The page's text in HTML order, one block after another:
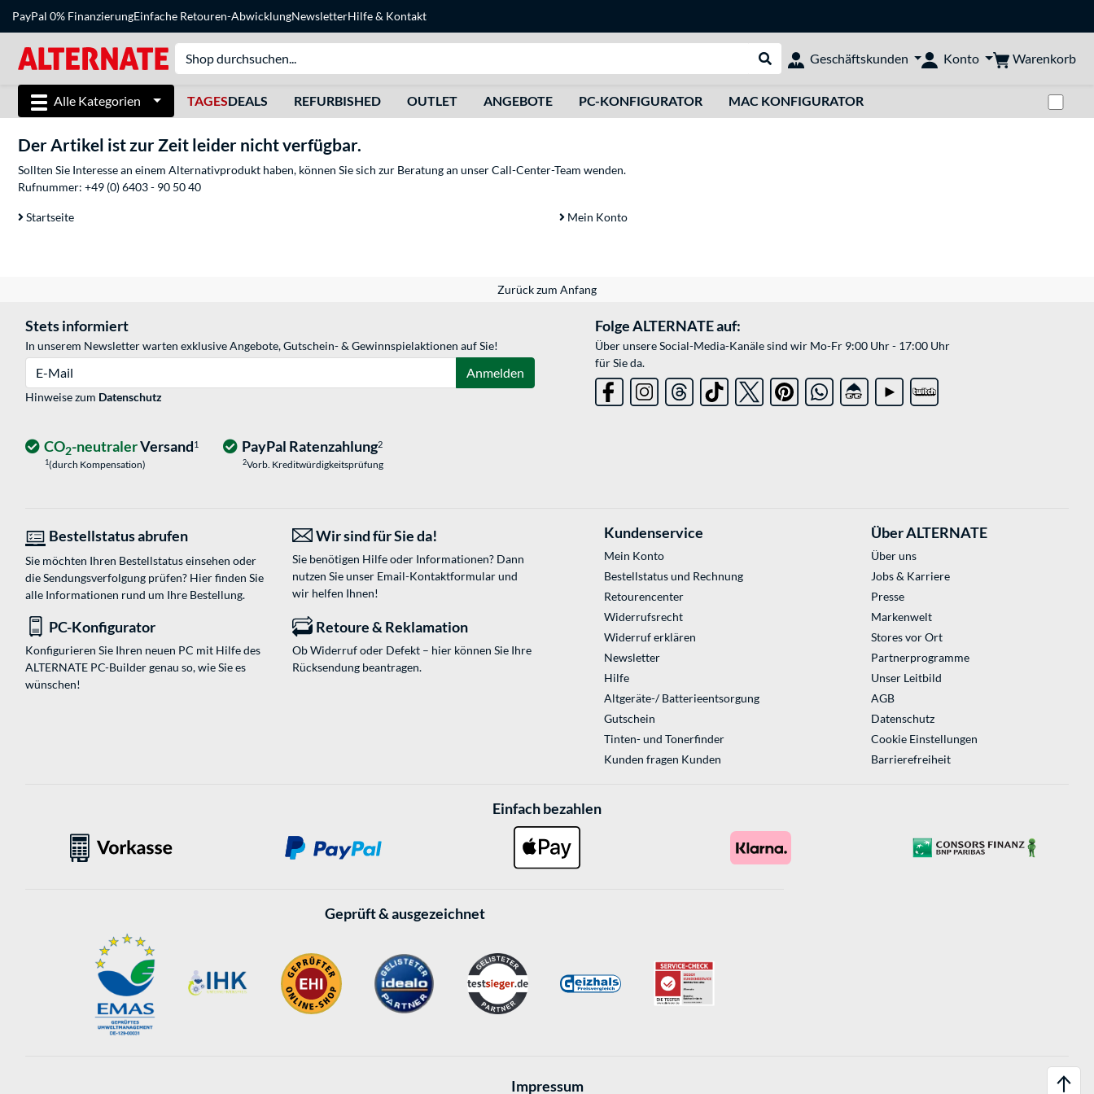
PayPal 0% FinanzierungEinfache Retouren-AbwicklungNewsletterHilfe& Kontakt
Suche durchführen
Geschäftskunden Konto Warenkorb
Alle Kategorien TAGESDEALS REFURBISHED OUTLET ANGEBOTE PC-KONFIGURATOR MAC KONFIGURATOR
Der Artikel ist zur Zeit leider nicht verfügbar.
Sollten Sie Interesse an einem Alternativprodukt haben, können Sie sich zur Beratung an unser Call-Center-Team wenden.
Rufnummer: +49 (0) 6403 - 90 50 40
Startseite Mein Konto
Zurück zum Anfang
Stets informiert
In unserem Newsletter warten exklusive Angebote, Gutschein- & Gewinnspielaktionen auf Sie!
Anmelden
Hinweise zum Datenschutz
Folge ALTERNATE auf:
Über unsere Social-Media-Kanäle sind wir Mo-Fr 9:00 Uhr - 17:00 Uhr
für Sie da.
CO2-neutralerVersand1
1(durch Kompensation)
PayPal Ratenzahlung2
2Vorb. Kreditwürdigkeitsprüfung
Bestellstatus abrufen
Sie möchten Ihren Bestellstatus einsehen oder
die Sendungsverfolgung prüfen? Hier finden Sie
alle Informationen rund um Ihre Bestellung.
Wir sind für Sie da!
Sie benötigen Hilfe oder Informationen? Dann
nutzen Sie unser Email-Kontaktformularund
wir helfen Ihnen!
PC-Konfigurator
Konfigurieren Sie Ihren neuen PC mit Hilfe des
ALTERNATE PC-Builder genau so, wie Sie es
wünschen!
Retoure & Reklamation
Ob Widerruf oder Defekt – hier können Sie Ihre
Rücksendung beantragen.
Kundenservice
Mein Konto
Bestellstatus und Rechnung
Retourencenter
Widerrufsrecht
Widerruf erklären
Newsletter
Hilfe
Altgeräte-/ Batterieentsorgung
Gutschein
Tinten- und Tonerfinder
Kunden fragen Kunden
Über ALTERNATE
Über uns
Jobs & Karriere
Presse
Markenwelt
Stores vor Ort
Partnerprogramme
Unser Leitbild
AGB
Datenschutz
Cookie Einstellungen
Barrierefreiheit
Einfach bezahlen
Geprüft & ausgezeichnet
Impressum